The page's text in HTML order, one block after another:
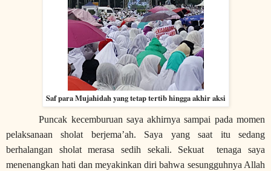
Saf para Mujahidah yang tetap tertib hingga akhir aksi
Puncak kecemburuan saya akhirnya sampai pada momen
pelaksanaan sholat berjema’ah. Saya yang saat itu sedang
berhalangan sholat merasa sedih sekali. Sekuat
tenaga saya
menenangkan hati dan meyakinkan diri bahwa sesungguhnya Allah